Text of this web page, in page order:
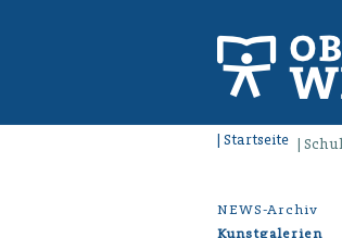
Startseite
NEWS-Archiv
Kunstgalerien